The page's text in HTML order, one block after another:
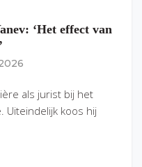
‘Het effect van
als jurist bij het
Uiteindelijk koos hij